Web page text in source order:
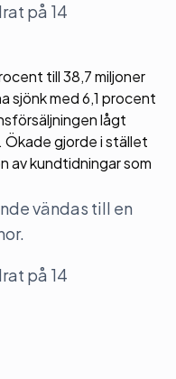
på 14
till 38,7 miljoner
sjönk med 6,1 procent
lågt
Ökade gjorde i stället
av kundtidningar som
vändas till en
på 14